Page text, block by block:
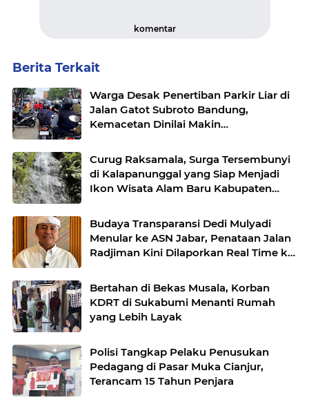
komentar
Berita Terkait
Warga Desak Penertiban Parkir Liar di
Jalan Gatot Subroto Bandung,
Kemacetan Dinilai Makin
Curug Raksamala, Surga Tersembunyi
di Kalapanunggal yang Siap Menjadi
Ikon Wisata Alam Baru Kabupaten
Budaya Transparansi Dedi Mulyadi
Menular ke ASN Jabar, Penataan Jalan
Radjiman Kini Dilaporkan Real Time ke
Bertahan di Bekas Musala, Korban
KDRT di Sukabumi Menanti Rumah
yang Lebih Layak
Polisi Tangkap Pelaku Penusukan
Pedagang di Pasar Muka Cianjur,
Terancam 15 Tahun Penjara